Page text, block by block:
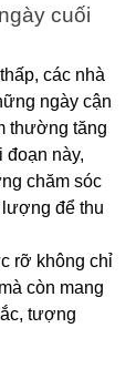
cuối
các nhà
ngày cận
thường tăng
đoạn này,
chăm sóc
để thu
rỡ không chỉ
còn mang
tượng